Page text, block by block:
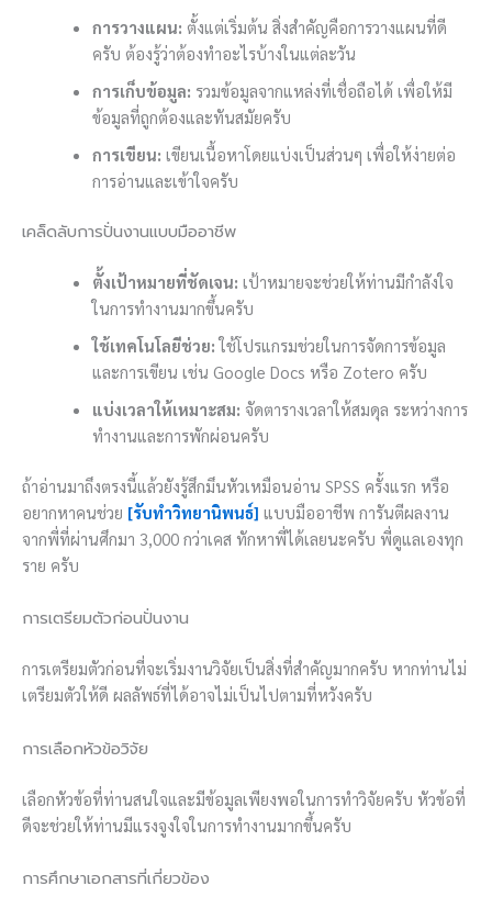
การวางแผน: ตั้งแต่เริ่มต้น สิ่งสำคัญคือการวางแผนที่ดี
ครับ ต้องรู้ว่าต้องทำอะไรบ้างในแต่ละวัน
การเก็บข้อมูล: รวมข้อมูลจากแหล่งที่เชื่อถือได้ เพื่อให้มี
ข้อมูลที่ถูกต้องและทันสมัยครับ
การเขียน: เขียนเนื้อหาโดยแบ่งเป็นส่วนๆ เพื่อให้ง่ายต่อ
การอ่านและเข้าใจครับ
เคล็ดลับการปั่นงานแบบมืออาชีพ
ตั้งเป้าหมายที่ชัดเจน: เป้าหมายจะช่วยให้ท่านมีกำลังใจ
ในการทำงานมากขึ้นครับ
ใช้เทคโนโลยีช่วย: ใช้โปรแกรมช่วยในการจัดการข้อมูล
และการเขียน เช่น Google Docs หรือ Zotero ครับ
แบ่งเวลาให้เหมาะสม: จัดตารางเวลาให้สมดุล ระหว่างการ
ทำงานและการพักผ่อนครับ
ถ้าอ่านมาถึงตรงนี้แล้วยังรู้สึกมึนหัวเหมือนอ่าน SPSS ครั้งแรก หรือ
อยากหาคนช่วย [รับทำวิทยานิพนธ์] แบบมืออาชีพ การันตีผลงาน
จากพี่ที่ผ่านศึกมา 3,000 กว่าเคส ทักหาพี่ได้เลยนะครับ พี่ดูแลเองทุก
ราย ครับ
การเตรียมตัวก่อนปั่นงาน
การเตรียมตัวก่อนที่จะเริ่มงานวิจัยเป็นสิ่งที่สำคัญมากครับ หากท่านไม่
เตรียมตัวให้ดี ผลลัพธ์ที่ได้อาจไม่เป็นไปตามที่หวังครับ
การเลือกหัวข้อวิจัย
เลือกหัวข้อที่ท่านสนใจและมีข้อมูลเพียงพอในการทำวิจัยครับ หัวข้อที่
ดีจะช่วยให้ท่านมีแรงจูงใจในการทำงานมากขึ้นครับ
การศึกษาเอกสารที่เกี่ยวข้อง